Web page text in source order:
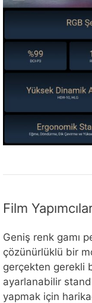
Film
Geniş renk gamı
çözünürlüklü bir
gerçekten gerekli
ayarlanabilir
yapmak için